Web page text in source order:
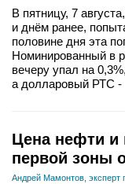
В пятницу, 7
и днём ранее,
половине дня эта
Номинированный в
вечеру упал на
а долларовый РТС -
Цена нефти и
первой зоны
Андрей Мамонтов,